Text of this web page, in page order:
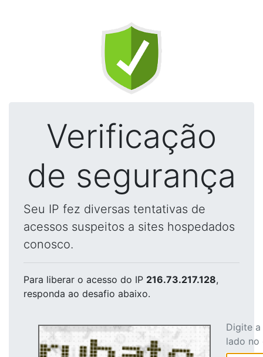
Verificação
de segurança
Seu IP fez diversas tentativas de
acessos suspeitos a sites hospedados
conosco.
Para liberar o acesso do IP 216.73.217.128,
responda ao desafio abaixo.
Digite
lado no